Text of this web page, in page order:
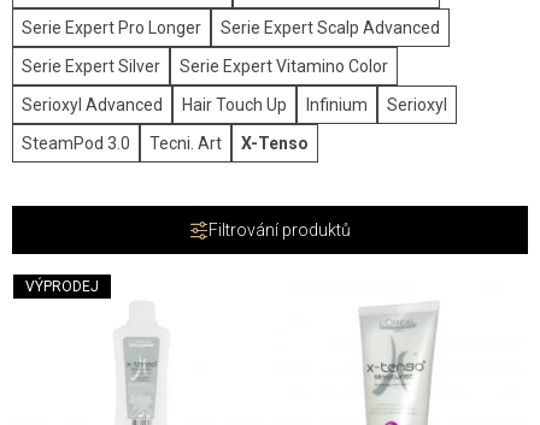
Serie Expert Pro Longer
Serie Expert Scalp Advanced
Serie Expert Silver
Serie Expert Vitamino Color
Serioxyl Advanced
Hair Touch Up Infinium
Serioxyl
SteamPod 3.0
Tecni. Art X-Tenso
Filtrování produktů
VÝPRODEJ